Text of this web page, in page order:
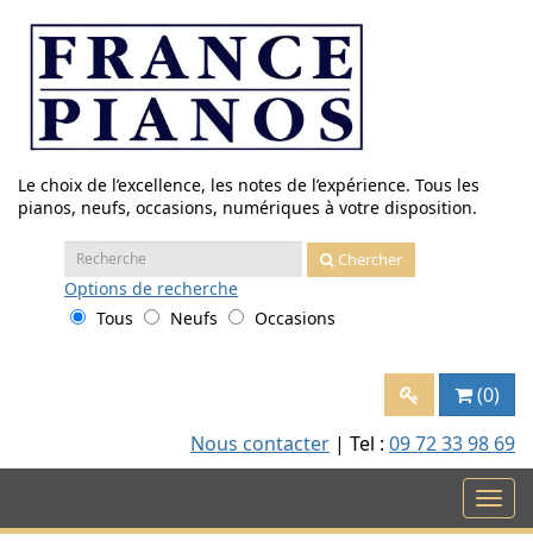
contenu
Le choix de l’excellence, les notes de l’expérience. Tous les
pianos, neufs, occasions, numériques à votre disposition.
Recherche
:
Chercher
Options de recherche
Tous
Neufs Occasions
(0)
Nous contacter | Tel : 09 72 33 98 69